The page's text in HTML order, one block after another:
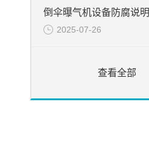
倒伞曝气机设备防腐说明
2025-07-26
查看全部